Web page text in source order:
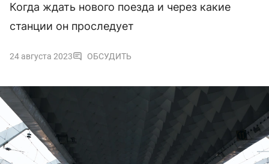
Когда ждать нового поезда и через какие
станции он проследует
24 августа 2023 ОБСУДИТЬ